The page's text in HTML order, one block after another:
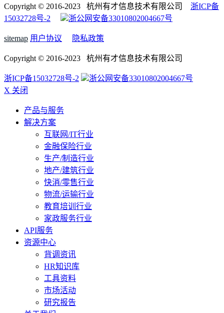
Copyright © 2016-2023 杭州有才信息技术有限公司 浙ICP备
15032728号-2
浙公网安备33010802004667号
sitemap 用户协议 隐私政策
Copyright © 2016-2023 杭州有才信息技术有限公司
浙ICP备15032728号-2
浙公网安备33010802004667号
X 关闭
产品与服务
解决方案
互联网/IT行业
金融保险行业
生产/制造行业
地产/建筑行业
快消/零售行业
物流/运输行业
教育培训行业
家政服务行业
API服务
资源中心
背调资讯
HR知识库
工具资料
市场活动
研究报告